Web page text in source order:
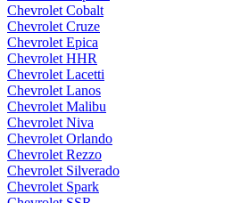
Chevrolet Cobalt
Chevrolet Cruze
Chevrolet Epica
Chevrolet HHR
Chevrolet Lacetti
Chevrolet Lanos
Chevrolet Malibu
Chevrolet Niva
Chevrolet Orlando
Chevrolet Rezzo
Chevrolet Silverado
Chevrolet Spark